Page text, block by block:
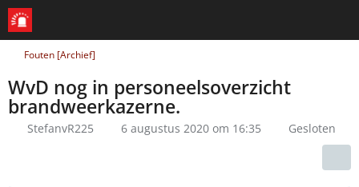
Fouten [Archief]
WvD nog in personeelsoverzicht
brandweerkazerne.
StefanvR225 6 augustus 2020 om 16:35 Gesloten